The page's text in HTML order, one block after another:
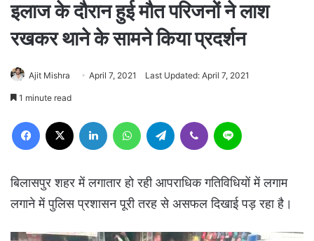
इलाज के दौरान हुई मौत परिजनों ने लाश
रखकर थाने के सामने किया प्रदर्शन
Ajit Mishra April 7, 2021 Last Updated: April 7, 2021
1 minute read
Facebook LinkedIn WhatsAppTelegram Viber
बिलासपुर शहर में लगातार हो रही आपराधिक गतिविधियों में लगाम
लगाने में पुलिस प्रशासन पूरी तरह से असफल दिखाई पड़ रहा है।